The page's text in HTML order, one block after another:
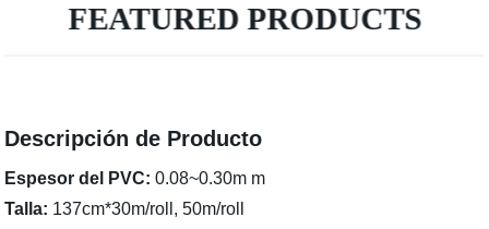
FEATURED PRODUCTS
Descripción de Producto
Espesor del PVC:0.08~0.30m m
Talla: 137cm*30m/roll, 50m/roll